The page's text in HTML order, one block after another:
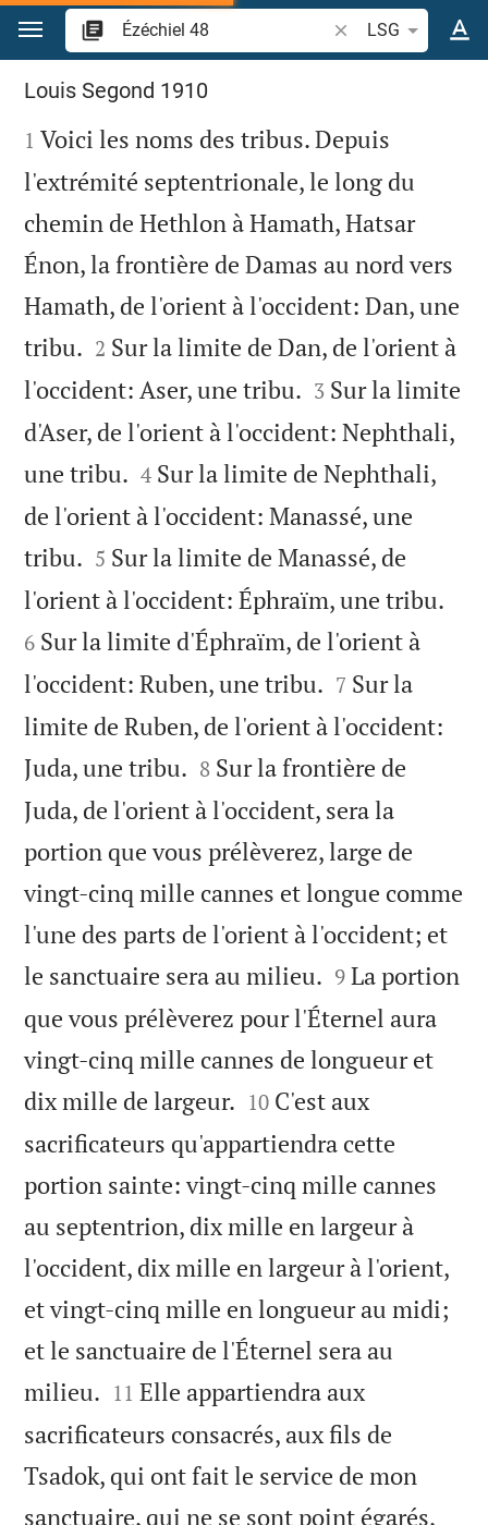
Aller vers contenu
Recherche d'un
LSG
Ézéchiel 48
Louis Segond 1910

1 Voici les noms des tribus. Depuis
l'extrémité septentrionale, le long du
chemin de Hethlon à Hamath, Hatsar
Énon, la frontière de Damas au nord vers
Hamath, de l'orient à l'occident: Dan, une
tribu. 

2 Sur la limite de Dan, de l'orient à
l'occident: Aser, une tribu. 

3 Sur la limite
d'Aser, de l'orient à l'occident: Nephthali,
une tribu. 

4 Sur la limite de Nephthali,
de l'orient à l'occident: Manassé, une
tribu. 

5 Sur la limite de Manassé, de
l'orient à l'occident: Éphraïm, une tribu.
6 Sur la limite d'Éphraïm, de l'orient à
l'occident: Ruben, une tribu. 

7 Sur la
limite de Ruben, de l'orient à l'occident:
Juda, une tribu. 

8 Sur la frontière de
Juda, de l'orient à l'occident, sera la
portion que vous prélèverez, large de
vingt-cinq mille cannes et longue comme
l'une des parts de l'orient à l'occident; et
le sanctuaire sera au milieu. 

9 La portion
que vous prélèverez pour l'Éternel aura
vingt-cinq mille cannes de longueur et
dix mille de largeur. 

10 C'est aux
sacrificateurs qu'appartiendra cette
portion sainte: vingt-cinq mille cannes
au septentrion, dix mille en largeur à
l'occident, dix mille en largeur à l'orient,
et vingt-cinq mille en longueur au midi;
et le sanctuaire de l'Éternel sera au
milieu. 

11 Elle appartiendra aux
sacrificateurs consacrés, aux fils de
Tsadok, qui ont fait le service de mon
sanctuaire, qui ne se sont point égarés,